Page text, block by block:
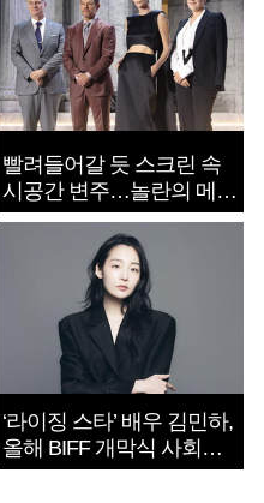
빨려들어갈 듯 스크린 속
시공간 변주…놀란의 메시
지는 ‘전쟁 속죄’
‘라이징 스타’ 배우 김민하,
올해 BIFF 개막식 사회자
확정